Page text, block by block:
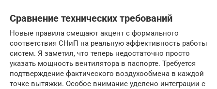
Сравнение технических требований
Новые правила смещают акцент с формального
соответствия СНиП на реальную эффективность работы
систем. Я заметил, что теперь недостаточно просто
указать мощность вентилятора в паспорте. Требуется
подтверждение фактического воздухообмена в каждой
точке вытяжки. Особое внимание уделено интеграции с